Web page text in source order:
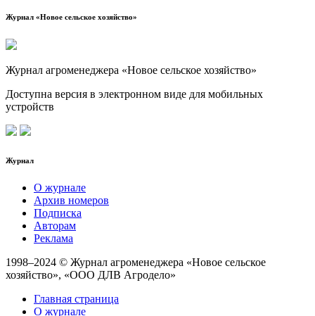
Журнал «Новое сельское хозяйство»
Журнал агроменеджера «Новое сельское хозяйство»
Доступна версия в электронном виде для мобильных
устройств
Журнал
О журнале
Архив номеров
Подписка
Авторам
Реклама
1998–2024 © Журнал агроменеджера «Новое сельское
хозяйство», «ООО ДЛВ Агродело»
Главная страница
О журнале